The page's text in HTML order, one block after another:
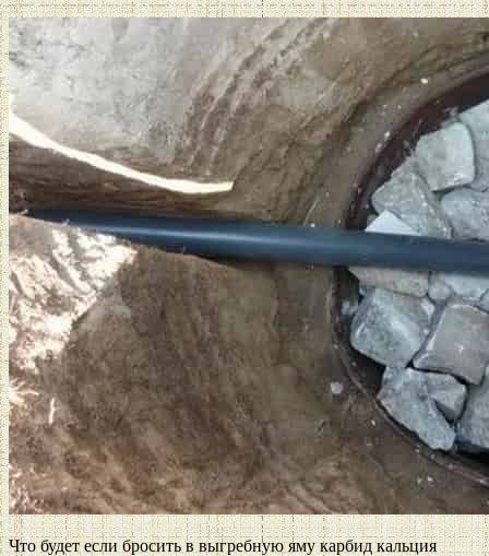
Что будет если бросить в выгребную яму карбид кальция